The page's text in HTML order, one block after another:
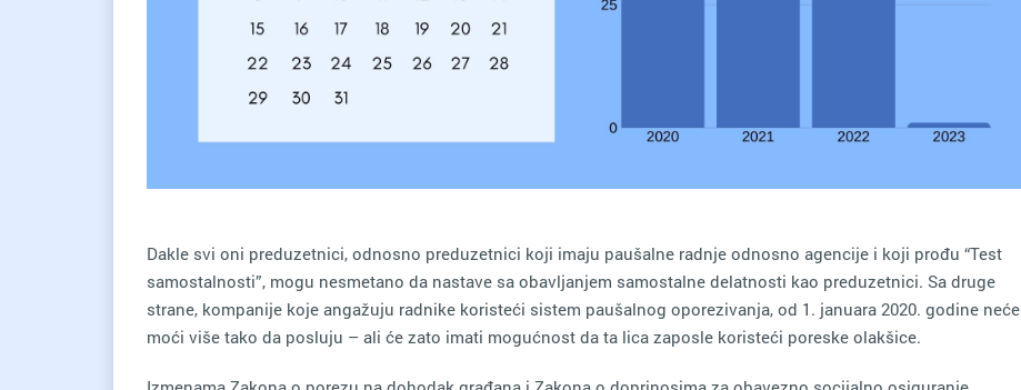
Dakle svi oni preduzetnici, odnosno preduzetnici koji imaju paušalne radnje odnosno agencije i koji prođu “Test
samostalnosti”, mogu nesmetano da nastave sa obavljanjem samostalne delatnosti kao preduzetnici. Sa druge
strane, kompanije koje angažuju radnike koristeći sistem paušalnog oporezivanja, od 1. januara 2020. godine neće
moći više tako da posluju – ali će zato imati mogućnost da ta lica zaposle koristeći poreske olakšice.